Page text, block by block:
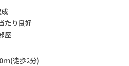
たり良好
屋
(徒歩2分)